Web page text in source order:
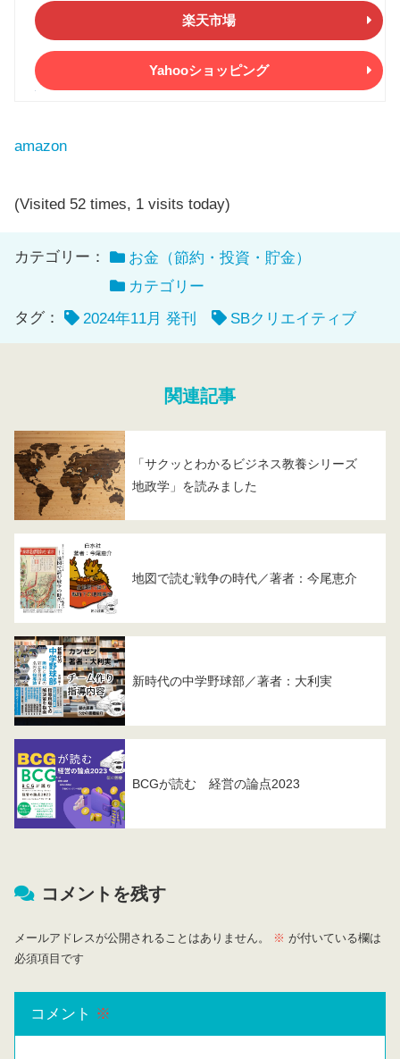
楽天市場
Yahooショッピング
amazon
(Visited 52 times, 1 visits today)
カテゴリー：
お金（節約・投資・貯金）
カテゴリー
タグ：
2024年11月 発刊 SBクリエイティブ
関連記事
「サクッとわかるビジネス教養シリーズ
地政学」を読みました
地図で読む戦争の時代／著者：今尾恵介
新時代の中学野球部／著者：大利実
BCGが読む 経営の論点2023
コメントを残す
メールアドレスが公開されることはありません。 ※ が付いている欄は
必須項目です
コメント ※